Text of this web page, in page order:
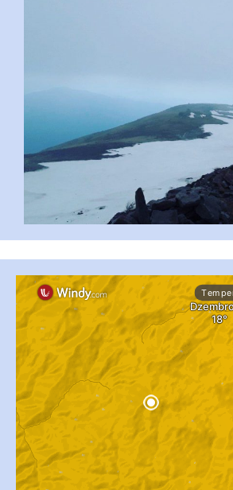
...
pimrec_project